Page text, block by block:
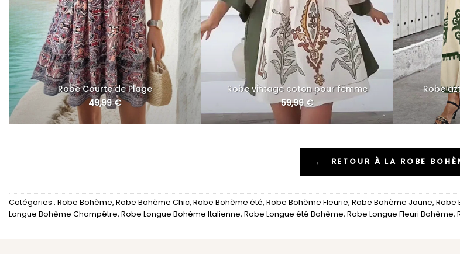
Robe Courte de Plage
49,99€
Robe vintage coton pour femme
59,99 €
Robe
← RETOUR À LA ROBE
Catégories : Robe Bohème, Robe Bohème Chic, Robe Bohème été, Robe Bohème Fleurie, Robe Bohème Jaune, Robe
Longue Bohème Champêtre, Robe Longue Bohème Italienne, Robe Longue été Bohème, Robe Longue Fleuri Bohème,